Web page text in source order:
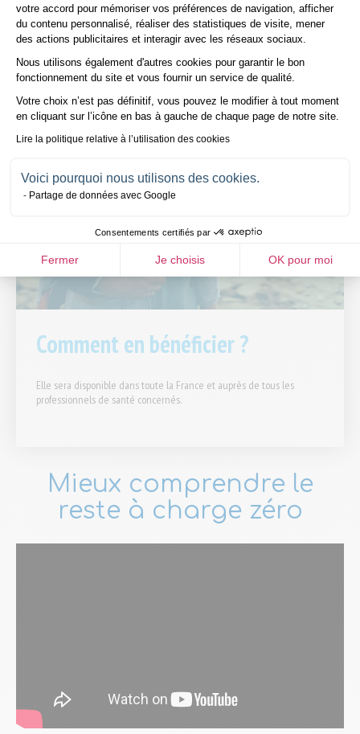
votre accord pour mémoriser vos préférences de navigation, afficher
du contenu personnalisé, réaliser des statistiques de visite, mener
des actions publicitaires et interagir avec les réseaux sociaux.
Nous utilisons également d'autres cookies pour garantir le bon
fonctionnement du site et vous fournir un service de qualité.
Votre choix n’est pas définitif, vous pouvez le modifier à tout moment
en cliquant sur l’icône en bas à gauche de chaque page de notre site.
Lire la politique relative à l’utilisation des cookies
Voici pourquoi nous utilisons des cookies.
Partage de données avec Google
Consentements certifiés par
Fermer Je choisis OK pour moi
Axeptio consent
Comment en bénéficier ?
Elle sera disponible dans toute la France et auprès de tous les
professionnels de santé concernés.
Mieux comprendre le
reste à charge zéro